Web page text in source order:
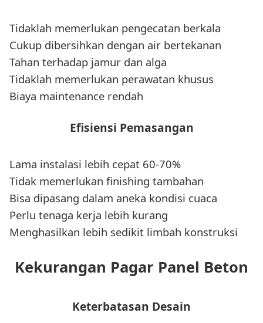
Tidaklah memerlukan pengecatan berkala
Cukup dibersihkan dengan air bertekanan
Tahan terhadap jamur dan alga
Tidaklah memerlukan perawatan khusus
Biaya maintenance rendah
Efisiensi Pemasangan
Lama instalasi lebih cepat 60-70%
Tidak memerlukan finishing tambahan
Bisa dipasang dalam aneka kondisi cuaca
Perlu tenaga kerja lebih kurang
Menghasilkan lebih sedikit limbah konstruksi
Kekurangan Pagar Panel Beton
Keterbatasan Desain